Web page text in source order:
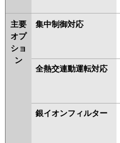
主要
オプ
ショ
ン
集中制御対応
全熱交連動運転対応
銀イオンフィルター